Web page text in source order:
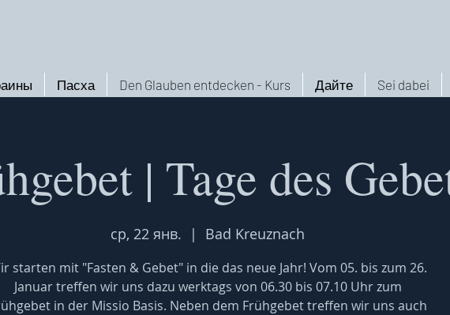
Sei dabei
Дайте
Den Glauben entdecken - Kurs
Пасха
| Tage des
ср, 22 янв.
  |
Bad Kreuznach
starten mit "Fasten & Gebet" in die das neue Jahr! Vom 05. bis zum 26.
Januar treffen wir uns dazu werktags von 06.30 bis 07.10 Uhr zum
in der Missio Basis. Neben dem Frühgebet treffen wir uns auch